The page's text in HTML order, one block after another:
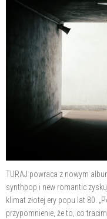
TURAJ powraca z nowym
synthpop i new romantic
klimat złotej ery popu lat 80.
przypomnienie, że to, co